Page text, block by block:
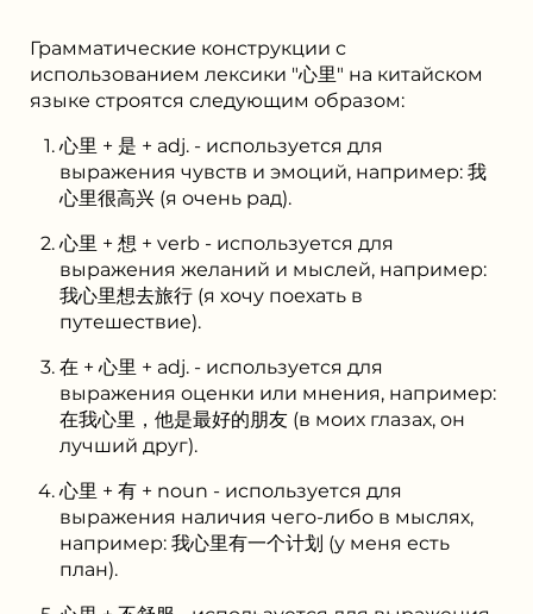
Грамматические конструкции с
использованием лексики "心里" на китайском
языке строятся следующим образом:
心里 + 是 + adj. - используется для
выражения чувств и эмоций, например: 我
心里很高兴 (я очень рад).
心里 + 想 + verb - используется для
выражения желаний и мыслей, например:
我心里想去旅行 (я хочу поехать в
путешествие).
在 + 心里 + adj. - используется для
выражения оценки или мнения, например:
在我心里，他是最好的朋友 (в моих глазах, он
лучший друг).
心里 + 有 + noun - используется для
выражения наличия чего-либо в мыслях,
например: 我心里有一个计划 (у меня есть
план).